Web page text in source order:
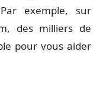
exemple, sur
des milliers de
pour vous aider